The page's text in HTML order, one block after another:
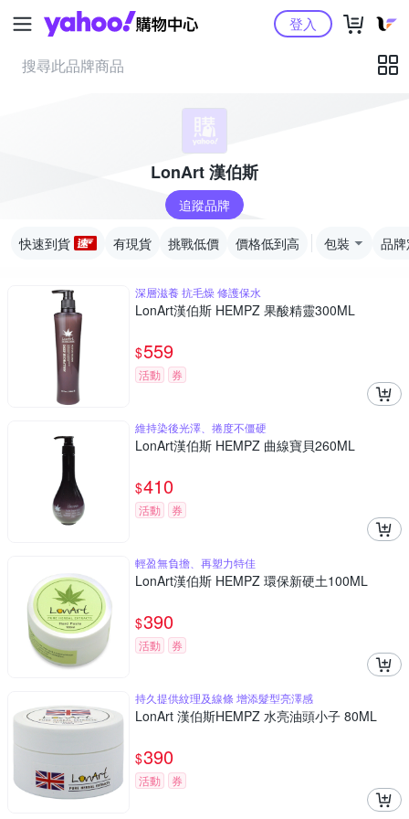
Yahoo購物中心登入
LonArt 漢伯斯
追蹤品牌
快速到貨 有現貨 挑戰低價 價格低到高 包裝 品
深層滋養 抗毛燥 修護保水
LonArt漢伯斯 HEMPZ 果酸精靈300ML
$559
活動 券
維持染後光澤、捲度不僵硬
LonArt漢伯斯 HEMPZ 曲線寶貝260ML
$410
活動 券
輕盈無負擔、再塑力特佳
LonArt漢伯斯 HEMPZ 環保新硬土100ML
$390
活動 券
持久提供紋理及線條 增添髮型亮澤感
LonArt 漢伯斯HEMPZ 水亮油頭小子 80ML
$390
活動 券